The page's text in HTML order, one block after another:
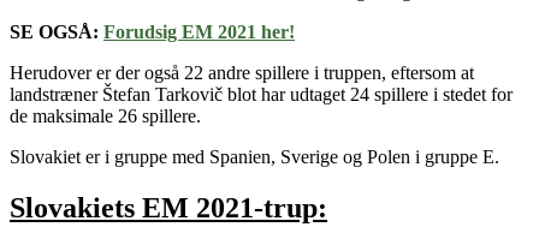
SE OGSÅ: Forudsig EM 2021 her!
Herudover er der også 22 andre spillere i truppen, eftersom at
landstræner Štefan Tarkovič blot har udtaget 24 spillere i stedet for
de maksimale 26 spillere.
Slovakiet er i gruppe med Spanien, Sverige og Polen i gruppe E.
Slovakiets EM 2021-trup: